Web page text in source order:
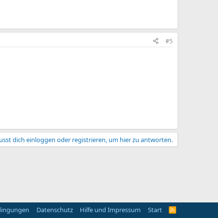
#5
dich einloggen oder registrieren, um hier zu antworten.
Datenschutz Hilfe und Impressum Start
R